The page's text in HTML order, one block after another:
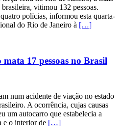
vitimou 132 pessoas.
polícias, informou esta quarta-
do Rio de Janeiro à […]
17 pessoas no Brasil
num acidente de viação no estado
A ocorrência, cujas causas
um autocarro que estabelecia a
e o interior de […]